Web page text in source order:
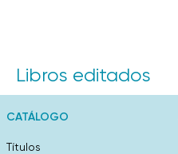
Libros editados
CATÁLOGO
Títulos